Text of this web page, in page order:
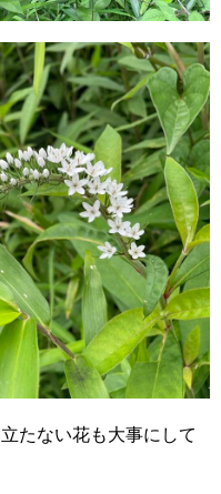
たない花も大事にして